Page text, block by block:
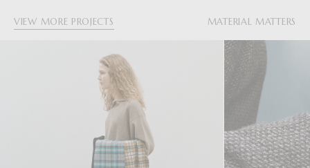
VIEW MORE PROJECTS MATERIAL MATTERS